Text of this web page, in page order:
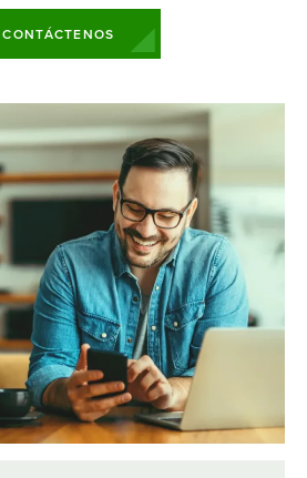
CONTÁCTENOS